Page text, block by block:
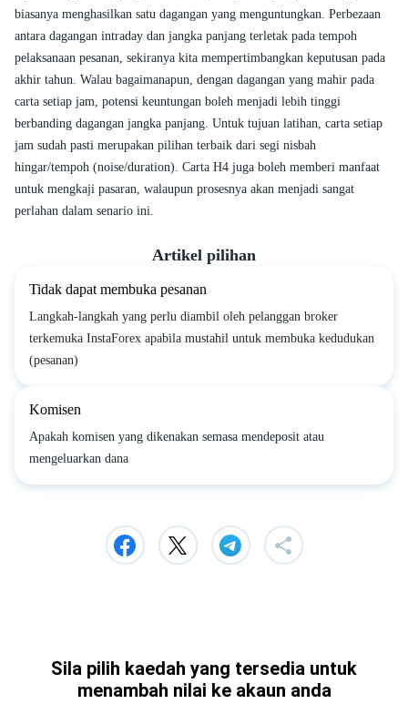
biasanya menghasilkan satu dagangan yang menguntungkan. Perbezaan
antara dagangan intraday dan jangka panjang terletak pada tempoh
pelaksanaan pesanan, sekiranya kita mempertimbangkan keputusan pada
akhir tahun. Walau bagaimanapun, dengan dagangan yang mahir pada
carta setiap jam, potensi keuntungan boleh menjadi lebih tinggi
berbanding dagangan jangka panjang. Untuk tujuan latihan, carta setiap
jam sudah pasti merupakan pilihan terbaik dari segi nisbah
hingar/tempoh (noise/duration). Carta H4 juga boleh memberi manfaat
untuk mengkaji pasaran, walaupun prosesnya akan menjadi sangat
perlahan dalam senario ini.
Artikel pilihan
Tidak dapat membuka pesanan
Langkah-langkah yang perlu diambil oleh pelanggan broker
terkemuka InstaForex apabila mustahil untuk membuka kedudukan
(pesanan)
Komisen
Apakah komisen yang dikenakan semasa mendeposit atau
mengeluarkan dana
Sila pilih kaedah yang tersedia untuk
menambah nilai ke akaun anda